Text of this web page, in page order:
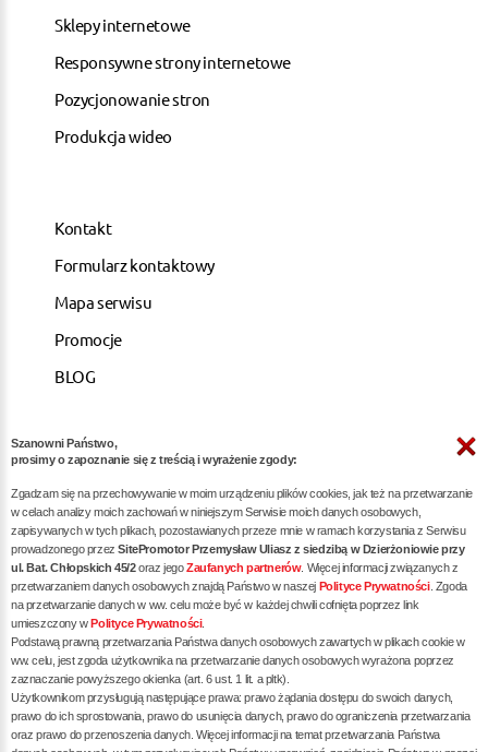
Sklepy internetowe
Responsywne strony internetowe
Pozycjonowanie stron
Produkcja wideo
Kontakt
Formularz kontaktowy
Mapa serwisu
Promocje
BLOG
ARTYKUŁY
Pozycjonowanie dla kancelarii notarialnych -
skuteczna promocja w internecie
Skuteczne Pozycjonowanie, Marketing internetowy i
Reklama dla Siłowni oraz Trenerów Personalnych
Pozycjonowanie / reklama dla dietetyka - zwiększ
liczbę pacjentów poprzez skuteczne SEO
Pozycjonowanie dla restauracji / gastronomii -
skuteczna promocja Twojego lokalu w internecie
Szanowni Państwo,
prosimy o zapoznanie się z treścią i wyrażenie zgody:
Zgadzam się na przechowywanie w moim urządzeniu plików cookies, jak też na przetwarzanie
w celach analizy moich zachowań w niniejszym Serwisie moich danych osobowych,
zapisywanych w tych plikach, pozostawianych przeze mnie w ramach korzystania z Serwisu
prowadzonego przezSitePromotor Przemysław Uliasz z siedzibą w Dzierżoniowie przy
ul. Bat. Chłopskich 45/2oraz jegoZaufanych partnerów. Więcej informacji związanych z
przetwarzaniem danych osobowych znajdą Państwo w naszej Polityce Prywatności. Zgoda
na przetwarzanie danych w ww. celu może być w każdej chwili cofnięta poprzez link
umieszczony wPolityce Prywatności.
Podstawą prawną przetwarzania Państwa danych osobowych zawartych w plikach cookie w
ww. celu, jest zgoda użytkownika na przetwarzanie danych osobowych wyrażona poprzez
zaznaczanie powyższego okienka (art. 6 ust. 1 lit. a pltk).
Użytkownikom przysługują następujące prawa: prawo żądania dostępu do swoich danych,
prawo do ich sprostowania, prawo do usunięcia danych, prawo do ograniczenia przetwarzania
oraz prawo do przenoszenia danych. Więcej informacji na temat przetwarzania Państwa